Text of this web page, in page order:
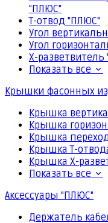
"ПЛЮС"
Т-отвод "ПЛЮС"
Угол
Угол
Х-
Показать все
Крышки фасонных
Крышка
Крышка
Крышка
Крышка Т-
Крышка Х-
Показать все
Аксессуары "ПЛЮС"
Держатель